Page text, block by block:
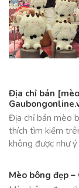
Địa chỉ bán
Địa chỉ bán mèo
thích tìm kiếm
không được như
Mèo bông đẹp –